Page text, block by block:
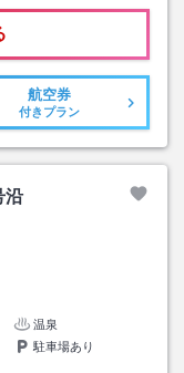
航空券
付きプラン
沿
温泉
駐車場あり